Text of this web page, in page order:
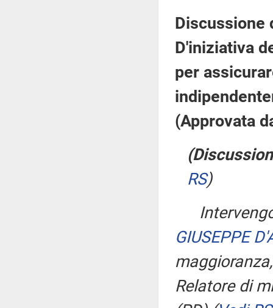
Discussione
D'iniziativa
per
(Approvata
RS)
GIUSEPPE
Relatore di